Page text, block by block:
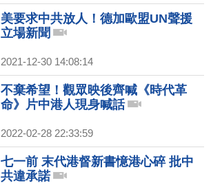
美要求中共放人！德加歐盟UN聲援
立場新聞
2021-12-30 14:08:14
不棄希望！觀眾映後齊喊《時代革
命》片中港人現身喊話
2022-02-28 22:33:59
七一前 末代港督新書憶港心碎 批中
共違承諾